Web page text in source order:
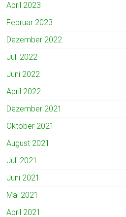
April 2023
Februar 2023
Dezember 2022
Juli 2022
Juni 2022
April 2022
Dezember 2021
Oktober 2021
August 2021
Juli 2021
Juni 2021
Mai 2021
April 2021